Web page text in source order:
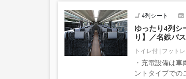
4列シート
ゆったり4列シ
り】／名鉄バス
トイレ付 フットレ
・充電設備は
ントタイプでの